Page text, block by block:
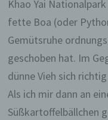
Khao Yai
fette Boa (oder
Gemütsruhe
geschoben hat. Im
dünne Vieh sich
Als ich mir dann an
Süßkartoffelbällchen